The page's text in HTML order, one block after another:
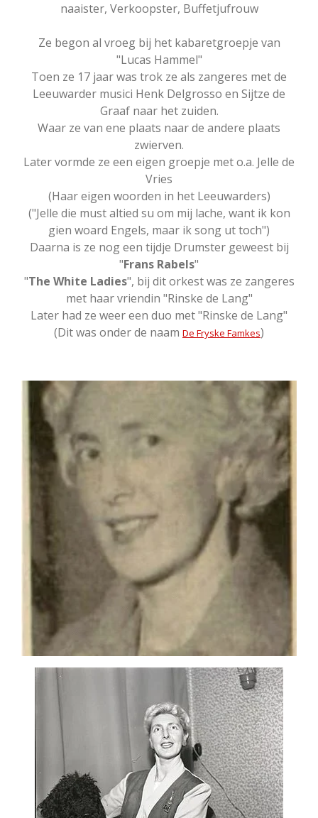
naaister, Verkoopster, Buffetjufrouw
Ze begon al vroeg bij het kabaretgroepje van
"Lucas Hammel"
Toen ze 17 jaar was trok ze als zangeres met de
Leeuwarder musici Henk Delgrosso en Sijtze de
Graaf naar het zuiden.
Waar ze van ene plaats naar de andere plaats
zwierven.
Later vormde ze een eigen groepje met o.a. Jelle de
Vries
(Haar eigen woorden in het Leeuwarders)
("Jelle die must altied su om mij lache, want ik kon
gien woard Engels, maar ik song ut toch")
Daarna is ze nog een tijdje Drumster geweest bij
"Frans Rabels"
"The White Ladies", bij dit orkest was ze zangeres
met haar vriendin "Rinske de Lang"
Later had ze weer een duo met "Rinske de Lang"
(Dit was onder de naam De Fryske Famkes)